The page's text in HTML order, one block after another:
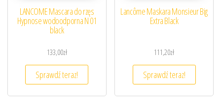
LANCOME Mascara do rzęs
Hypnose wodoodporna N 01
black
133,00zł
Sprawdź teraz!
Lancôme Maskara Monsieur Big
Extra Black
111,20zł
Sprawdź teraz!